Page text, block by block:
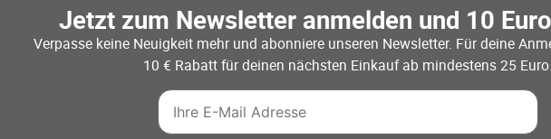
Jetzt zum Newsletter anmelden und 10
Verpasse keine Neuigkeit mehr und abonniere unseren Newsletter. Für deine
10 € Rabatt für deinen nächsten Einkauf ab mindestens 25 Euro.